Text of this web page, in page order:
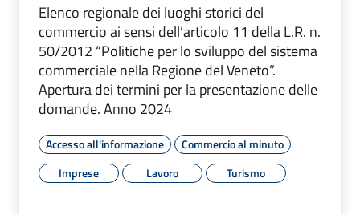
Elenco regionale dei luoghi storici del
commercio ai sensi dell’articolo 11 della L.R. n.
50/2012 “Politiche per lo sviluppo del sistema
commerciale nella Regione del Veneto”.
Apertura dei termini per la presentazione delle
domande. Anno 2024
Accesso all'informazione
Commercio al minuto
Imprese
Lavoro Turismo